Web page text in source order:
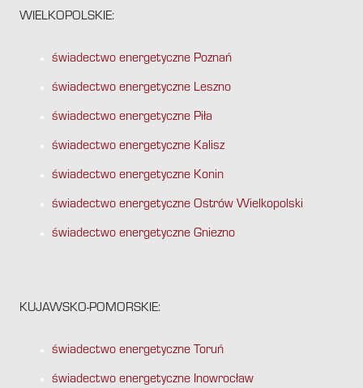
WIELKOPOLSKIE:
świadectwo energetyczne Poznań
świadectwo energetyczne Leszno
świadectwo energetyczne Piła
świadectwo energetyczne Kalisz
świadectwo energetyczne Konin
świadectwo energetyczne Ostrów Wielkopolski
świadectwo energetyczne Gniezno
KUJAWSKO-POMORSKIE:
świadectwo energetyczne Toruń
świadectwo energetyczne Inowrocław